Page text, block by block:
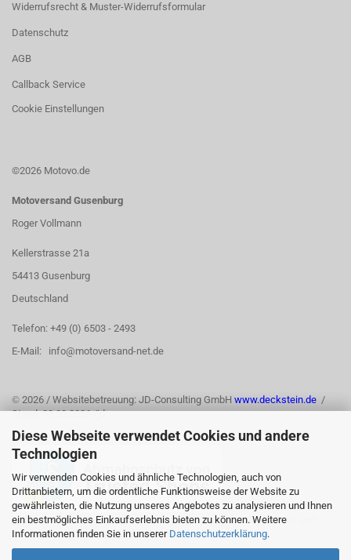
Diese Webseite verwendet Cookies und andere
Technologien
Wir verwenden Cookies und ähnliche Technologien, auch von
Drittanbietern, um die ordentliche Funktionsweise der Website zu
gewährleisten, die Nutzung unseres Angebotes zu analysieren und Ihnen
ein bestmögliches Einkaufserlebnis bieten zu können. Weitere
Informationen finden Sie in unserer Datenschutzerklärung.
Widerrufsrecht & Muster-Widerrufsformular
Datenschutz
AGB
Callback Service
Cookie Einstellungen
©2026 Motovo.de
Motoversand Gusenburg
Roger Vollmann
Kellerstrasse 21a
54413 Gusenburg
Deutschland
Telefon: +49 (0) 6503 - 2493
E-Mail: info@motoversand-net.de
© 2026 / Websitebetreuung: JD-Consulting GmbH www.deckstein.de /
Stand: 03.08.2026 /jd